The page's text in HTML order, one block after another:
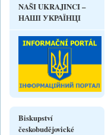
NAŠI UKRAJINCI –
НАШІ УКРАЇНЦІ
Biskupství
českobudějovické